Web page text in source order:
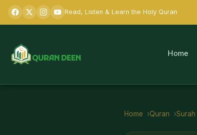
Read, Listen & Learn the Holy Quran
Home
Home Quran Surah